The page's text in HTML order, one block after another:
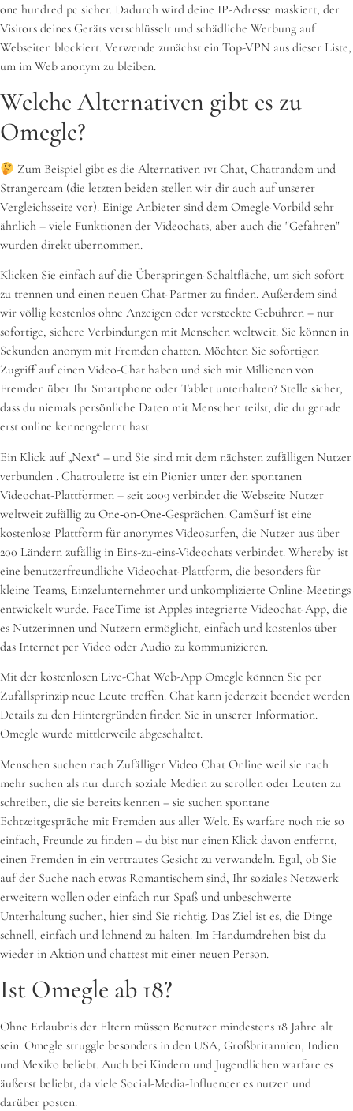
one hundred pc sicher. Dadurch wird deine IP-Adresse maskiert, der
Visitors deines Geräts verschlüsselt und schädliche Werbung auf
Webseiten blockiert. Verwende zunächst ein Top-VPN aus dieser Liste,
um im Web anonym zu bleiben.
Welche Alternativen gibt es zu
Omegle?
Zum Beispiel gibt es die Alternativen 1v1 Chat, Chatrandom und
Strangercam (die letzten beiden stellen wir dir auch auf unserer
Vergleichsseite vor). Einige Anbieter sind dem Omegle-Vorbild sehr
ähnlich – viele Funktionen der Videochats, aber auch die "Gefahren"
wurden direkt übernommen.
Klicken Sie einfach auf die Überspringen-Schaltfläche, um sich sofort
zu trennen und einen neuen Chat-Partner zu finden. Außerdem sind
wir völlig kostenlos ohne Anzeigen oder versteckte Gebühren – nur
sofortige, sichere Verbindungen mit Menschen weltweit. Sie können in
Sekunden anonym mit Fremden chatten. Möchten Sie sofortigen
Zugriff auf einen Video-Chat haben und sich mit Millionen von
Fremden über Ihr Smartphone oder Tablet unterhalten? Stelle sicher,
dass du niemals persönliche Daten mit Menschen teilst, die du gerade
erst online kennengelernt hast.
Ein Klick auf „Next“ – und Sie sind mit dem nächsten zufälligen Nutzer
verbunden . Chatroulette ist ein Pionier unter den spontanen
Videochat-Plattformen – seit 2009 verbindet die Webseite Nutzer
weltweit zufällig zu One‑on‑One‑Gesprächen. CamSurf ist eine
kostenlose Plattform für anonymes Videosurfen, die Nutzer aus über
200 Ländern zufällig in Eins-zu-eins-Videochats verbindet. Whereby ist
eine benutzerfreundliche Videochat-Plattform, die besonders für
kleine Teams, Einzelunternehmer und unkomplizierte Online-Meetings
entwickelt wurde. FaceTime ist Apples integrierte Videochat-App, die
es Nutzerinnen und Nutzern ermöglicht, einfach und kostenlos über
das Internet per Video oder Audio zu kommunizieren.
Mit der kostenlosen Live-Chat Web-App Omegle können Sie per
Zufallsprinzip neue Leute treffen. Chat kann jederzeit beendet werden
Details zu den Hintergründen finden Sie in unserer Information.
Omegle wurde mittlerweile abgeschaltet.
Menschen suchen nach Zufälliger Video Chat Online weil sie nach
mehr suchen als nur durch soziale Medien zu scrollen oder Leuten zu
schreiben, die sie bereits kennen – sie suchen spontane
Echtzeitgespräche mit Fremden aus aller Welt. Es warfare noch nie so
einfach, Freunde zu finden – du bist nur einen Klick davon entfernt,
einen Fremden in ein vertrautes Gesicht zu verwandeln. Egal, ob Sie
auf der Suche nach etwas Romantischem sind, Ihr soziales Netzwerk
erweitern wollen oder einfach nur Spaß und unbeschwerte
Unterhaltung suchen, hier sind Sie richtig. Das Ziel ist es, die Dinge
schnell, einfach und lohnend zu halten. Im Handumdrehen bist du
wieder in Aktion und chattest mit einer neuen Person.
Ist Omegle ab 18?
Ohne Erlaubnis der Eltern müssen Benutzer mindestens 18 Jahre alt
sein. Omegle struggle besonders in den USA, Großbritannien, Indien
und Mexiko beliebt. Auch bei Kindern und Jugendlichen warfare es
äußerst beliebt, da viele Social-Media-Influencer es nutzen und
darüber posten.